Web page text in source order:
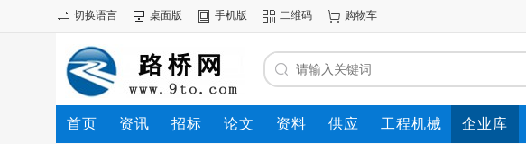
切换语言 桌面版 手机版 二维码 购物车
首页 资讯 招标 论文 资料 供应 工程机械 企业库